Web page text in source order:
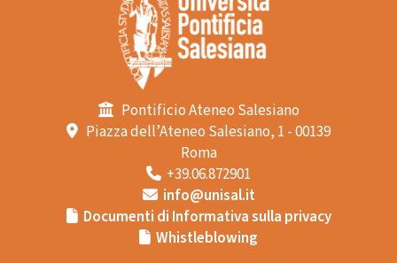
Pontificio Ateneo Salesiano
Piazza dell’Ateneo Salesiano, 1 - 00139
Roma
+39.06.872901
info@unisal.it
Documenti di Informativa sulla privacy
Whistleblowing